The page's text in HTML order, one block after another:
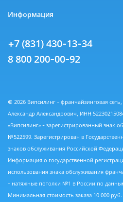
Информация
+7 (831) 430-13-34
8 800 200-00-92
© 2026 Випсилинг - франчайзинговая
Александр Александрович, ИНН
«Випсилинг» - зарегистрированный знак
№522599. Зарегистрирован в
знаков обслуживания Российской
Информация о государственной
использования знака обслуживания
- натяжные потолки №1 в России по
Минимальная стоимость заказа 10 000